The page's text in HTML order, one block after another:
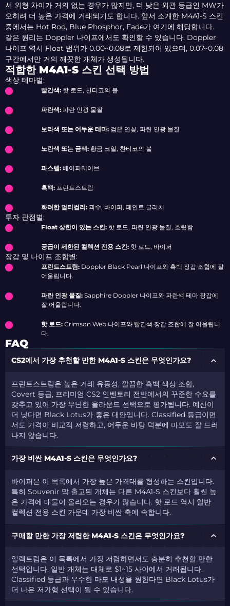
서 외형 차이가 거의 없는 경우가 많지만, 더 낮은 외관 등급인 MW가
오히려 더 높은 가격에 거래되기도 합니다. 앞서 소개한 M4A1-S 스킨
중에서는 Hot Rod, Blue Phosphor, Fade가 여기에 해당합니다.
같은 원리는 Doppler 나이프에서도 확인할 수 있습니다. Doppler
나이프 역시 Float 범위가 0.00~0.08로 제한되어 있으며, 0.07~0.08
구간에서만 거의 깨끗한 개체가 생성됩니다.
적합한 M4A1-S 스킨 선택 방법
색상 테마별:
빨간색: 핫 로드, 찬티코의 불
파란색: 파란 인광 물질
보라색 또는 어두운 테마: 검은 연꽃, 파란 인광 물질
노란색 또는 금색: 황금 코일, 찬티코의 불
파스텔: 베이퍼웨이브
흑백: 프린트스트림
화려한 멀티컬러: 괴수, 바이퍼, 페인트 글리치
투자 관점별:
Float 상한이 있는 스킨: 핫 로드, 파란 인광 물질, 흐릿함
공급이 제한된 컬렉션 전용 스킨: 핫 로드, 바이퍼
장갑 및 나이프 조합별:
프린트스트림: Doppler Black Pearl 나이프와 흑백 장갑 조합에 잘
어울립니다.
파란 인광 물질: Sapphire Doppler 나이프와 파란색 테마 장갑에
잘 어울립니다.
핫 로드: Crimson Web 나이프와 빨간색 장갑 조합에 잘 어울립니
다.
FAQ
CS2에서 가장 추천할 만한 M4A1-S 스킨은 무엇인가요?
프린트스트림은 높은 거래 유동성, 깔끔한 흑백 색상 조합,
Covert 등급, 프리미엄 CS2 인벤토리 전반에서의 꾸준한 수요를
갖추고 있어 가장 무난한 올라운드 선택으로 평가됩니다. 예산이
더 낮다면 Black Lotus가 좋은 대안입니다. Classified 등급이면
서도 가격이 비교적 저렴하고, 어두운 바탕 덕분에 마모도 잘 드러
나지 않습니다.
가장 비싼 M4A1-S 스킨은 무엇인가요?
바이퍼은 이 목록에서 가장 높은 가격대를 형성하는 스킨입니다.
특히 Souvenir 막 출고된 개체는 다른 M4A1-S 스킨보다 훨씬 높
은 가격에 매물이 올라오는 경우가 많습니다. 핫 로드 역시 일반
컬렉션 전용 스킨 가운데 가장 비싼 축에 속합니다.
구매할 만한 가장 저렴한 M4A1-S 스킨은 무엇인가요?
일렉트럼은 이 목록에서 가장 저렴하면서도 충분히 추천할 만한
선택입니다. 일반 개체는 대체로 $1~15 사이에서 거래됩니다.
Classified 등급과 우수한 마모 내성을 원한다면 Black Lotus가
더 나은 저가형 선택이 될 수 있습니다.